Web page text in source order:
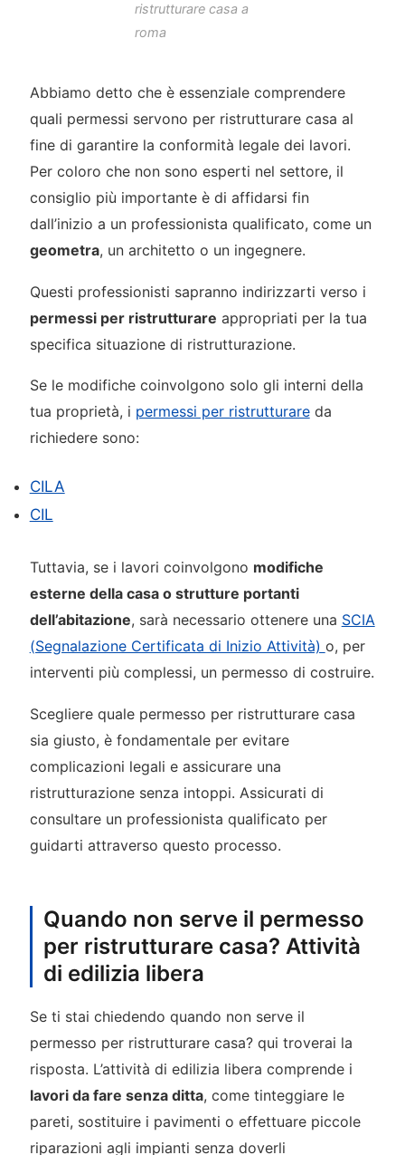
ristrutturare casa a
roma
Abbiamo detto che è essenziale comprendere
quali permessi servono per ristrutturare casa al
fine di garantire la conformità legale dei lavori.
Per coloro che non sono esperti nel settore, il
consiglio più importante è di affidarsi fin
dall’inizio a un professionista qualificato, come un
geometra, un architetto o un ingegnere.
Questi professionisti sapranno indirizzarti verso i
permessi per ristrutturare appropriati per la tua
specifica situazione di ristrutturazione.
Se le modifiche coinvolgono solo gli interni della
tua proprietà, i permessi per ristrutturareda
richiedere sono:
CILA
CIL
Tuttavia, se i lavori coinvolgono modifiche
esterne della casa o strutture portanti
dell’abitazione, sarà necessario ottenere una SCIA
(Segnalazione Certificata di Inizio Attività) o, per
interventi più complessi, un permesso di costruire.
Scegliere quale permesso per ristrutturare casa
sia giusto, è fondamentale per evitare
complicazioni legali e assicurare una
ristrutturazione senza intoppi. Assicurati di
consultare un professionista qualificato per
guidarti attraverso questo processo.
Quando non serve il permesso
per ristrutturare casa? Attività
di edilizia libera
Se ti stai chiedendo quando non serve il
permesso per ristrutturare casa? qui troverai la
risposta. L’attività di edilizia libera comprende i
lavori da fare senza ditta, come tinteggiare le
pareti, sostituire i pavimenti o effettuare piccole
riparazioni agli impianti senza doverli